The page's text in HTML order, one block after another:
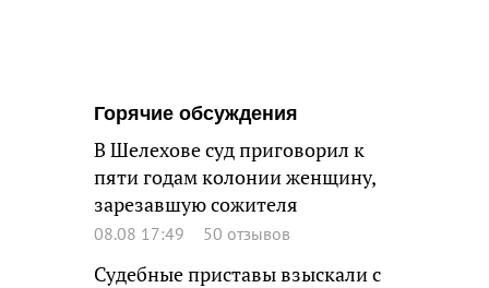
Горячие обсуждения
В Шелехове суд приговорил к
пяти годам колонии женщину,
зарезавшую сожителя
08.08 17:49 50 отзывов
Судебные приставы взыскали с